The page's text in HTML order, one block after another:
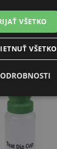
VŠETKO
VŠETKO